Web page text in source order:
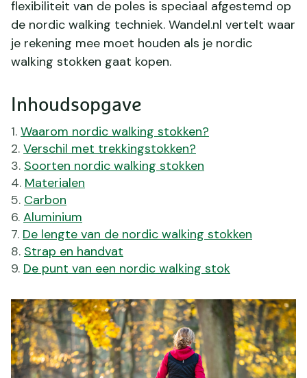
flexibiliteit van de poles is speciaal afgestemd op
de nordic walking techniek. Wandel.nl vertelt waar
je rekening mee moet houden als je nordic
walking stokken gaat kopen.
Inhoudsopgave
Waarom nordic walking stokken?
Verschil met trekkingstokken?
Soorten nordic walking stokken
Materialen
Carbon
Aluminium
De lengte van de nordic walking stokken
Strap en handvat
De punt van een nordic walking stok